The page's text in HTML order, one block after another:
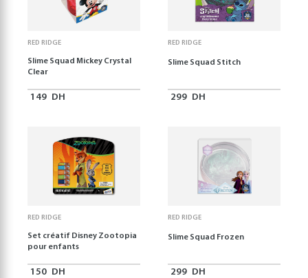
RED RIDGE
Slime Squad Mickey Crystal
Clear
149 DH
RED RIDGE
Slime Squad Stitch
299 DH
RED RIDGE
Set créatif Disney Zootopia
pour enfants
150 DH
RED RIDGE
Slime Squad Frozen
299 DH